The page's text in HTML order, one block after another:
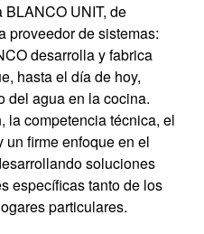
del agua en la
UNIT, de
proveedor de sistemas:
desarrolla y fabrica
hasta el día de hoy,
del agua en la cocina.
la competencia técnica, el
firme enfoque en el
soluciones
específicas tanto de los
particulares.